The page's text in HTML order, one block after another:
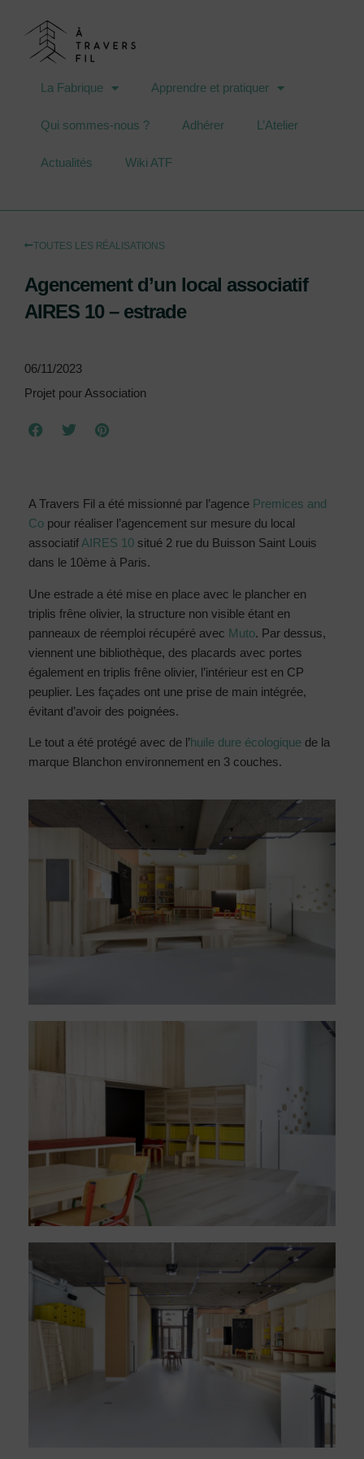
La Fabrique Apprendre et pratiquer
Qui sommes-nous ? Adhérer L’Atelier
Actualités Wiki ATF
TOUTES LES RÉALISATIONS
Agencement d’un local associatif
AIRES 10 – estrade
06/11/2023
Projet pour Association
A Travers Fil a été missionné par l’agence Premices and
Co pour réaliser l’agencement sur mesure du local
associatif AIRES 10 situé 2 rue du Buisson Saint Louis
dans le 10ème à Paris.
Une estrade a été mise en place avec le plancher en
triplis frêne olivier, la structure non visible étant en
panneaux de réemploi récupéré avec Muto. Par dessus,
viennent une bibliothèque, des placards avec portes
également en triplis frêne olivier, l’intérieur est en CP
peuplier. Les façades ont une prise de main intégrée,
évitant d’avoir des poignées.
Le tout a été protégé avec de l’huile dure écologique de la
marque Blanchon environnement en 3 couches.